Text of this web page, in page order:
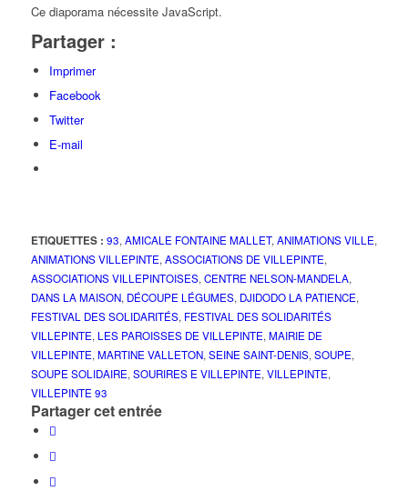
Ce diaporama nécessite JavaScript.
Partager :
Imprimer
Facebook
Twitter
E-mail
ETIQUETTES : 93,AMICALE FONTAINE MALLET,ANIMATIONS VILLE,
ANIMATIONS VILLEPINTE,ASSOCIATIONS DE VILLEPINTE,
ASSOCIATIONS VILLEPINTOISES,CENTRE NELSON-MANDELA,
DANS LA MAISON, DÉCOUPE LÉGUMES, DJIDODO LA PATIENCE,
FESTIVAL DES SOLIDARITÉS, FESTIVAL DES SOLIDARITÉS
VILLEPINTE, LES PAROISSES DE VILLEPINTE,MAIRIE DE
VILLEPINTE,MARTINE VALLETON,SEINE SAINT-DENIS,SOUPE,
SOUPE SOLIDAIRE,SOURIRES E VILLEPINTE,VILLEPINTE,
VILLEPINTE 93
Partager cet entrée